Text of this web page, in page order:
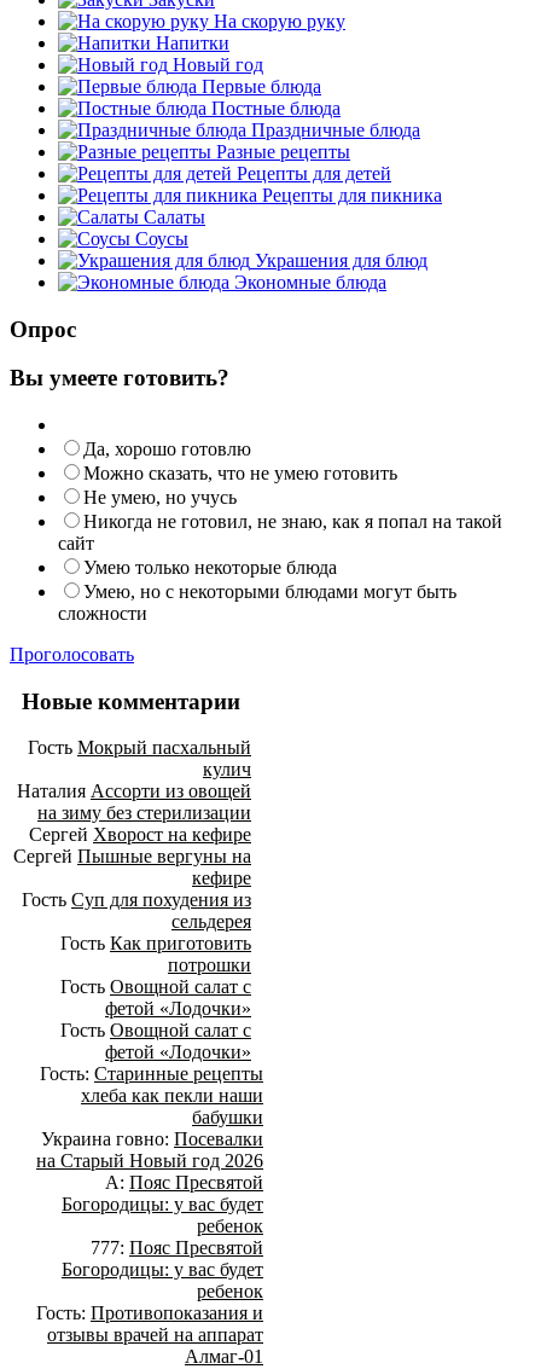
На скорую руку
Напитки
Новый год
Первые блюда
Постные блюда
Праздничные блюда
Разные рецепты
Рецепты для детей
Рецепты для пикника
Салаты
Соусы
Украшения для блюд
Экономные блюда
Опрос
Вы умеете готовить?
Да, хорошо готовлю
Можно сказать, что не умею готовить
Не умею, но учусь
Никогда не готовил, не знаю, как я попал на такой
сайт
Умею только некоторые блюда
Умею, но с некоторыми блюдами могут быть
сложности
Проголосовать
Новые комментарии
Гость Мокрый пасхальный
кулич
Наталия Ассорти из овощей
на зиму без стерилизации
Сергей Хворост на кефире
Сергей Пышные вергуны на
кефире
Гость Суп для похудения из
сельдерея
Гость Как приготовить
потрошки
Гость Овощной салат с
фетой «Лодочки»
Гость Овощной салат с
фетой «Лодочки»
Гость: Старинные рецепты
хлеба как пекли наши
бабушки
Украина говно: Посевалки
на Старый Новый год 2026
А: Пояс Пресвятой
Богородицы: у вас будет
ребенок
777: Пояс Пресвятой
Богородицы: у вас будет
ребенок
Гость: Противопоказания и
отзывы врачей на аппарат
Алмаг-01